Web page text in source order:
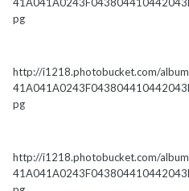
pg
http://i1218.photobucket.com/
pg
http://i1218.photobucket.com/